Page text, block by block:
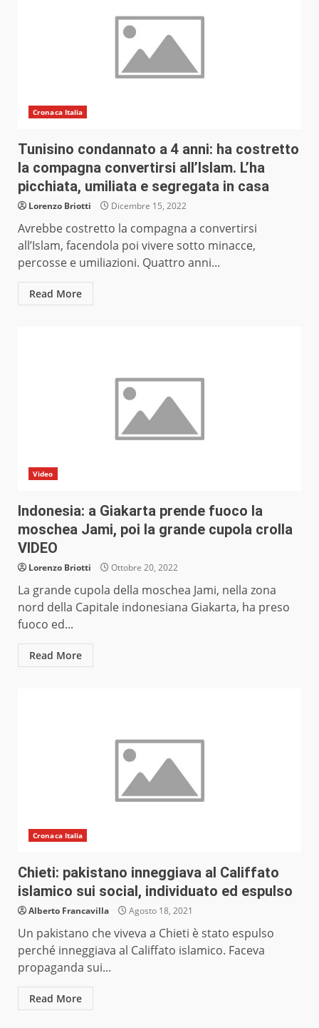
Cronaca Italia
Tunisino condannato a 4 anni: ha costretto
la compagna convertirsi all’Islam. L’ha
picchiata, umiliata e segregata in casa
Lorenzo Briotti Dicembre 15, 2022
Avrebbe costretto la compagna a convertirsi
all’Islam, facendola poi vivere sotto minacce,
percosse e umiliazioni. Quattro anni...
Read More
Video
Indonesia: a Giakarta prende fuoco la
moschea Jami, poi la grande cupola crolla
VIDEO
Lorenzo Briotti Ottobre 20, 2022
La grande cupola della moschea Jami, nella zona
nord della Capitale indonesiana Giakarta, ha preso
fuoco ed...
Read More
Cronaca Italia
Chieti: pakistano inneggiava al Califfato
islamico sui social, individuato ed espulso
Alberto Francavilla Agosto 18, 2021
Un pakistano che viveva a Chieti è stato espulso
perché inneggiava al Califfato islamico. Faceva
propaganda sui...
Read More